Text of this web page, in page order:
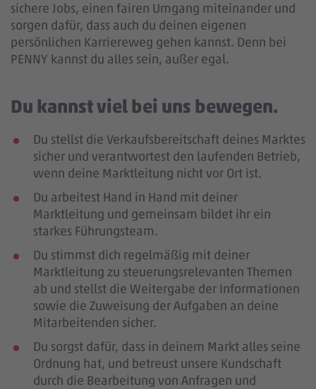
sichere Jobs, einen fairen Umgang miteinander und
sorgen dafür, dass auch du deinen eigenen
persönlichen Karriereweg gehen kannst. Denn bei
PENNY kannst du alles sein, außer egal.
Du kannst viel bei uns bewegen.
Du stellst die Verkaufsbereitschaft deines Marktes
sicher und verantwortest den laufenden Betrieb,
wenn deine Marktleitung nicht vor Ort ist.
Du arbeitest Hand in Hand mit deiner
Marktleitung und gemeinsam bildet ihr ein
starkes Führungsteam.
Du stimmst dich regelmäßig mit deiner
Marktleitung zu steuerungsrelevanten Themen
ab und stellst die Weitergabe der Informationen
sowie die Zuweisung der Aufgaben an deine
Mitarbeitenden sicher.
Du sorgst dafür, dass in deinem Markt alles seine
Ordnung hat, und betreust unsere Kundschaft
durch die Bearbeitung von Anfragen und